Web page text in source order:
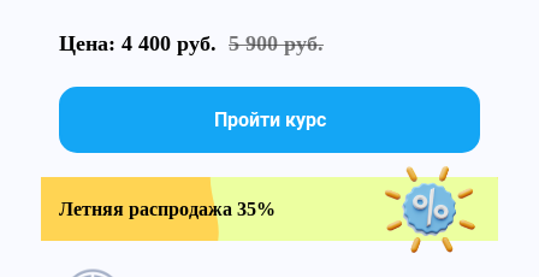
Цена: 4 400 руб. 5 900 руб.
Пройти курс
Летняя распродажа 35%